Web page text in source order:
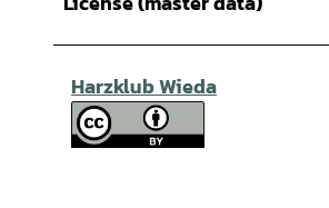
Harzklub Wieda